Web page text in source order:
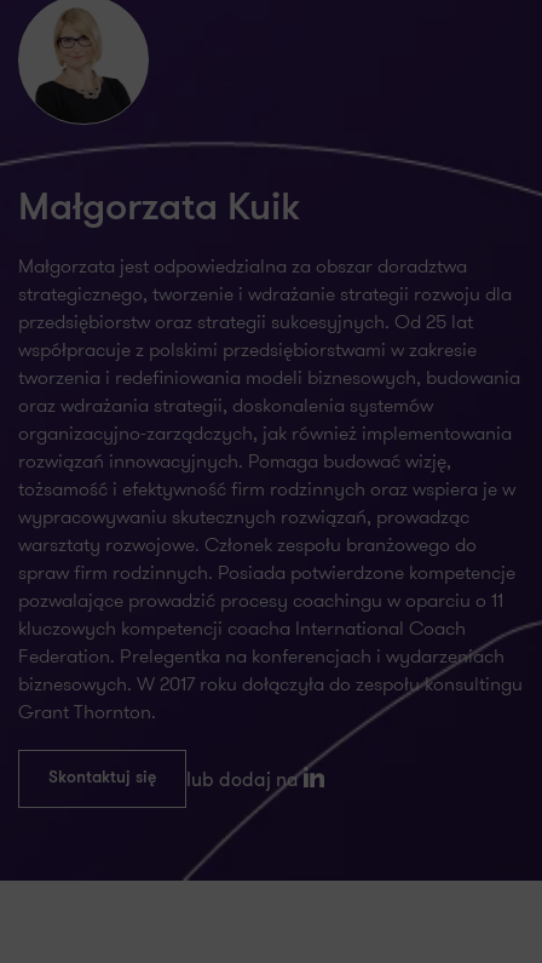
Małgorzata Kuik
Małgorzata jest odpowiedzialna za obszar doradztwa
strategicznego, tworzenie i wdrażanie strategii rozwoju dla
przedsiębiorstw oraz strategii sukcesyjnych. Od 25 lat
współpracuje z polskimi przedsiębiorstwami w zakresie
tworzenia i redefiniowania modeli biznesowych, budowania
oraz wdrażania strategii, doskonalenia systemów
organizacyjno-zarządczych, jak również implementowania
rozwiązań innowacyjnych. Pomaga budować wizję,
tożsamość i efektywność firm rodzinnych oraz wspiera je w
wypracowywaniu skutecznych rozwiązań, prowadząc
warsztaty rozwojowe. Członek zespołu branżowego do
spraw firm rodzinnych. Posiada potwierdzone kompetencje
pozwalające prowadzić procesy coachingu w oparciu o 11
kluczowych kompetencji coacha International Coach
Federation. Prelegentka na konferencjach i wydarzeniach
biznesowych. W 2017 roku dołączyła do zespołu konsultingu
Grant Thornton.
Skontaktuj się lub dodaj na LinkedIn